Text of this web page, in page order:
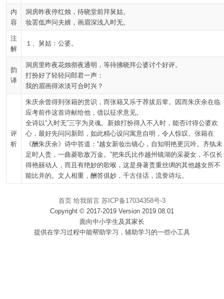
内
容
洞房昨夜停红烛，待晓堂前拜舅姑。
妆罢低声问夫婿，画眉深浅入时无。
注
解
１、舅姑：公婆。
韵
译
洞房里昨夜花烛彻夜通明，等待拂晓拜公婆讨个好评。
打扮好了轻轻问郎君一声：
我的眉画得浓淡可合时兴？
评
析
朱庆余曾得到张籍的赏识，而张籍又乐于荐拔后辈。因而朱庆余在临
应考前作这首诗献给他，借以征求意见。
全诗以“入时无”三字为灵魂。新娘打扮得入不入时，能否讨得公婆欢
心，最好先问问新郎，如此精心设问寓意自明，令人惊叹。张籍在
《酬朱庆余》诗中答道：“越女新妆出镜心，自知明艳更沉吟。齐纨未
足时人贵，一曲菱歌敌万金。”把朱氏比作越州镜湖的采菱女，不仅长
得艳丽动人，而且有绝妙的歌喉，这是身著贵重丝绸的其他越女所不
能比并的。文人相重，酬答俱妙，千古佳话，流誉诗坛。
首页 给我留言 苏ICP备17034358号-3
Copyright © 2017-2019 Version 2019.08.01
面向中小学生及其家长
提供在学习过程中能帮助学习，辅助学习的一些小工具